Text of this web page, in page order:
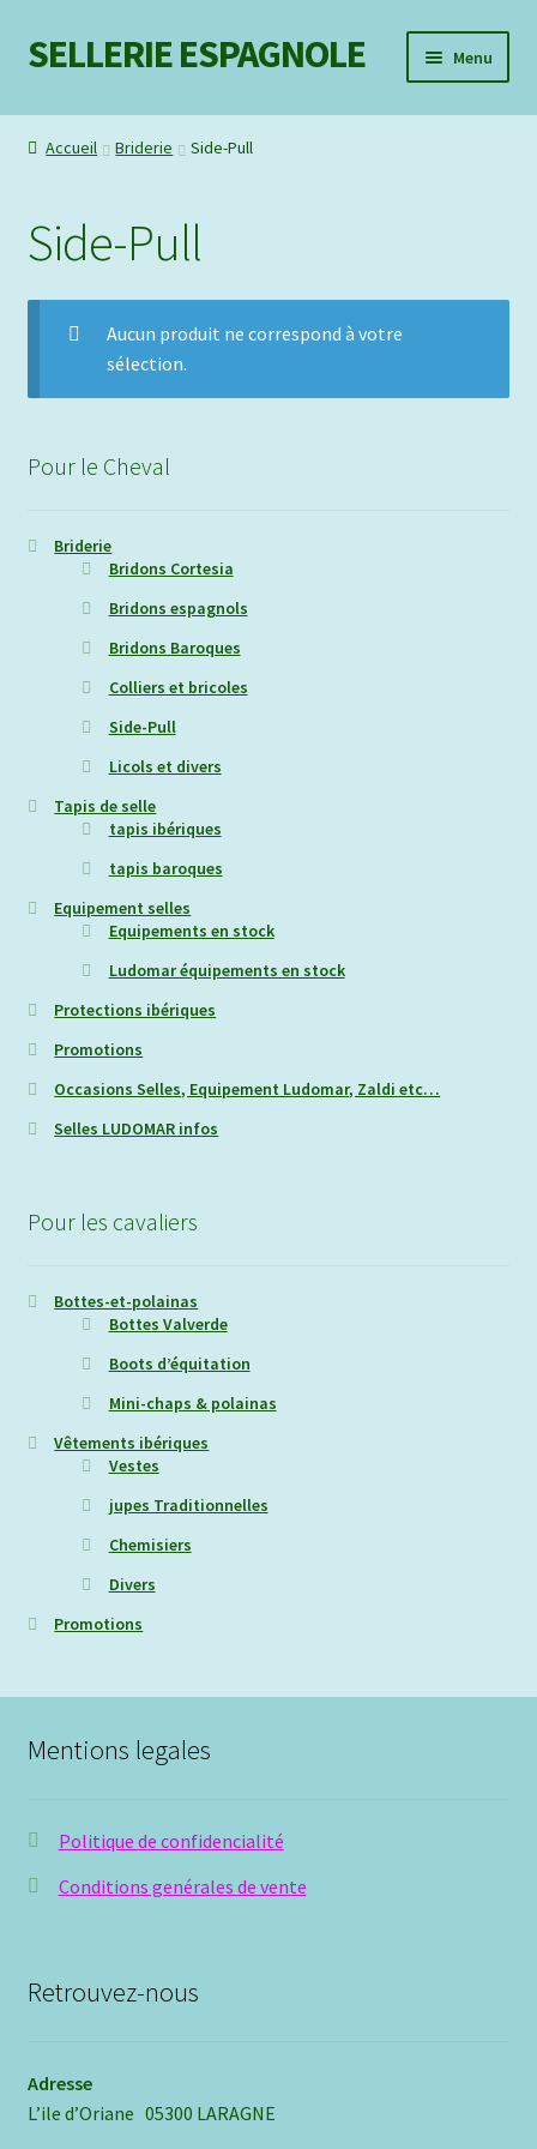
Aller
à
Aller
au
SELLERIE ESPAGNOLE Menu
Mon compte
Contact
Accueil Briderie Side-Pull
Side-Pull
Aucun produit ne correspond à votre
sélection.
Pour le Cheval
Briderie
Bridons Cortesia
Bridons espagnols
Bridons Baroques
Colliers et bricoles
Side-Pull
Licols et divers
Tapis de selle
tapis ibériques
tapis baroques
Equipement selles
Equipements en stock
Ludomar équipements en stock
Protections ibériques
Promotions
Occasions Selles, Equipement Ludomar, Zaldi etc…
Selles LUDOMAR infos
Pour les cavaliers
Bottes-et-polainas
Bottes Valverde
Boots d’équitation
Mini-chaps & polainas
Vêtements ibériques
Vestes
jupes Traditionnelles
Chemisiers
Divers
Promotions
Mentions legales
Politique de confidencialité
Conditions genérales de vente
Retrouvez-nous
Adresse
L’ile d’Oriane 05300 LARAGNE